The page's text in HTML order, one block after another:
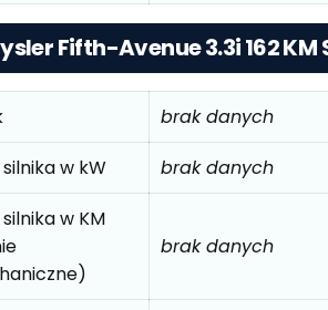
Fifth-Avenue 3.3i 162 KM
brak danych
w kW
brak danych
w KM
brak danych